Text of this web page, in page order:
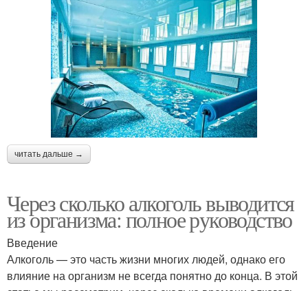
читать дальше →
Через сколько алкоголь выводится
из организма: полное руководство
Введение
Алкоголь — это часть жизни многих людей, однако его
влияние на организм не всегда понятно до конца. В этой